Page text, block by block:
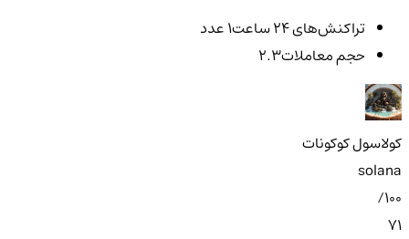
تراکنش‌‌های ۲۴ ساعت
1 عدد
حجم معاملات2.3
کولاسول کوکونات
solana
100/
71